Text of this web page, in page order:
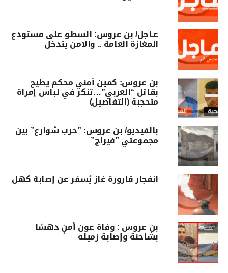
عـاجل/ بن عروس: السطو على مستودع
المغازة العامة .. والامن يتدخل
بن عروس: كمين أمني محكم يطيح
بقاتل “العربي”…تنكر في لباس إمراة
متحجبة (التفاصيل)
بالفيديو/ بن عروس: ”حرب شوارع” بين
مجموعتي ”فيراج”
انفجار قارورة غاز يُسفر عن إصابة كهل
بن عروس : وفاة عون أمنٍ دهسًا
بشاحنة وإصابة زميله